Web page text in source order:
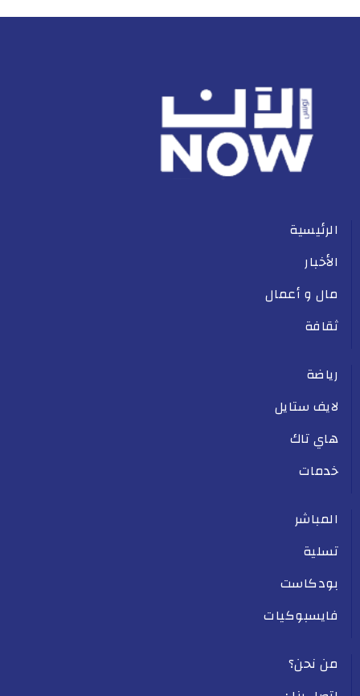
الرئيسية
الأخبار
مال و أعمال
ثقافة
رياضة
لايف ستايل
هاي تاك
خدمات
المباشر
تسلية
بودكاست
فايسبوكيات
من نحن؟